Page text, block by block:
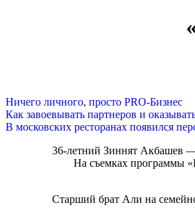
Ничего личного, просто PRO-Бизнес
Как завоевывать партнеров и
В московских ресторанах появился
36-летний Зиннят Акбашев
На съемках программы
Старший брат Али на